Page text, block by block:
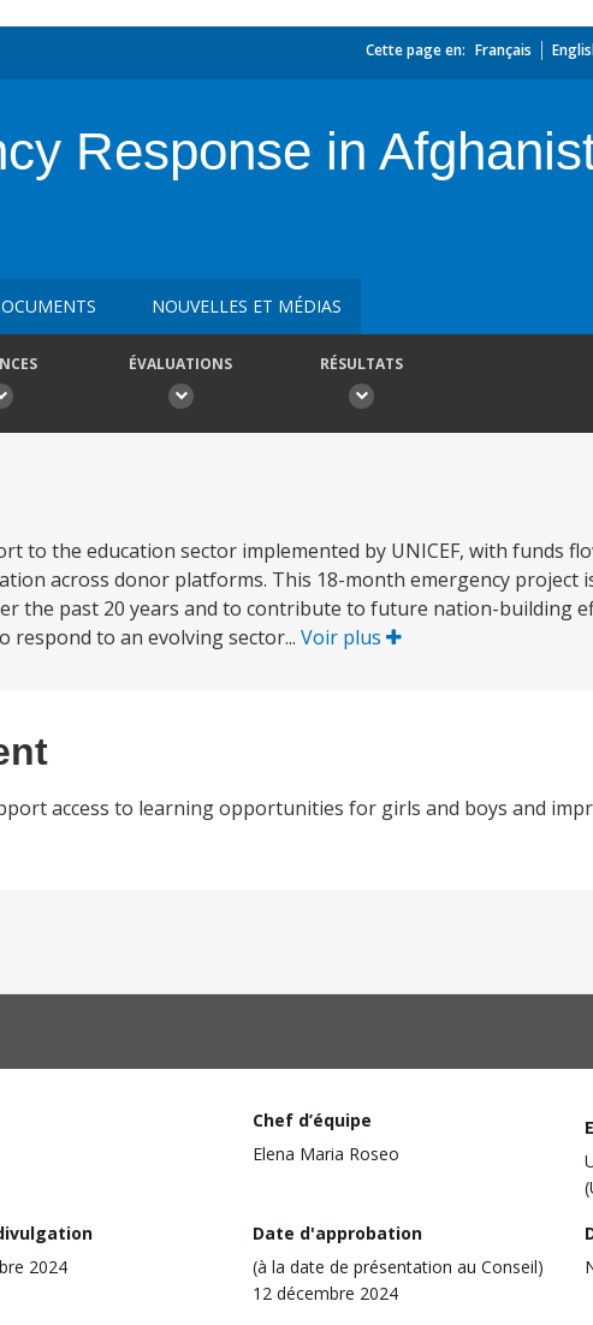
Cette page en: Français
Response in
NOUVELLES ET MÉDIAS
ÉVALUATIONS RÉSULTATS
to the education sector implemented by UNICEF, with funds
across donor platforms. This 18-month emergency project
the past 20 years and to contribute to future nation-building
to an evolving sector... Voir plus
access to learning opportunities for girls and boys and
Chef d’équipe
Elena Maria Roseo
2024
Date d'approbation
(à la date de présentation au Conseil)
12 décembre 2024